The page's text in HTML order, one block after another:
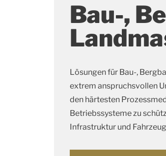
Bau-,
Lösungen für Bau-,
extrem anspruchsvollen
den härtesten
Betriebssysteme zu
Infrastruktur und